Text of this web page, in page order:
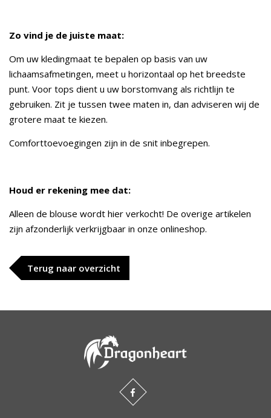
Zo vind je de juiste maat:
Om uw kledingmaat te bepalen op basis van uw
lichaamsafmetingen, meet u horizontaal op het breedste
punt. Voor tops dient u uw borstomvang als richtlijn te
gebruiken. Zit je tussen twee maten in, dan adviseren wij de
grotere maat te kiezen.
Comforttoevoegingen zijn in de snit inbegrepen.
Houd er rekening mee dat:
Alleen de blouse wordt hier verkocht! De overige artikelen
zijn afzonderlijk verkrijgbaar in onze onlineshop.
Terug naar overzicht